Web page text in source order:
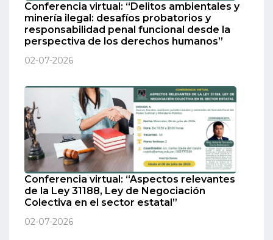
Conferencia virtual: “Delitos ambientales y
minería ilegal: desafíos probatorios y
responsabilidad penal funcional desde la
perspectiva de los derechos humanos”
02-07-2026
Conferencia virtual: “Aspectos relevantes
de la Ley 31188, Ley de Negociación
Colectiva en el sector estatal”
02-07-2026